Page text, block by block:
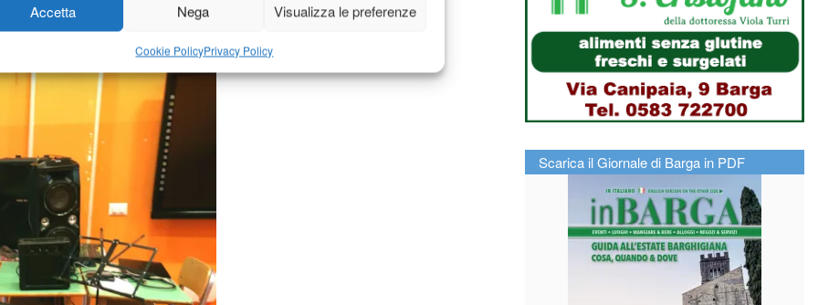
Accetta Nega Visualizza le preferenze
Cookie PolicyPrivacy Policy
Scarica il Giornale di Barga in PDF